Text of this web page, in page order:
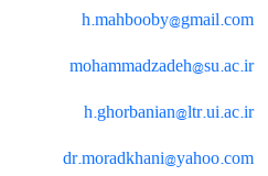
h.mahbooby@gmail.com
mohammadzadeh@su.ac.ir
h.ghorbanian@ltr.ui.ac.ir
dr.moradkhani@yahoo.com